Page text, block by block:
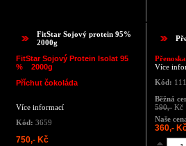
FitStar Sojový protein 95%
2000g
FitStar Sojový Protein Isolat 95
% 2000g
Příchut čokoláda
Více informací
Kód: 3659
750,- Kč
Více
Kód:
Běžná
590,- Kč
Naše
360,-